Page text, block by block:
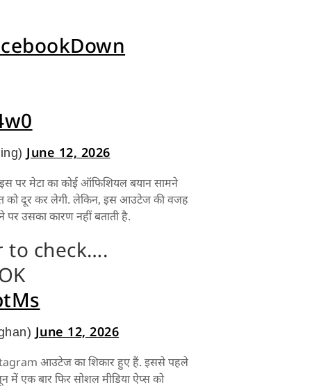
June 12, 2026
पर मेटा का कोई ऑफिशियल बयान सामने
को दूर कर लेगी. लेकिन, इस आउटेज की वजह
उसका कारण नहीं बताती है.
to check….
June 12, 2026
आउटेज का शिकार हुए हैं. इससे पहले
एक बार फिर सोशल मीडिया ऐप्स को